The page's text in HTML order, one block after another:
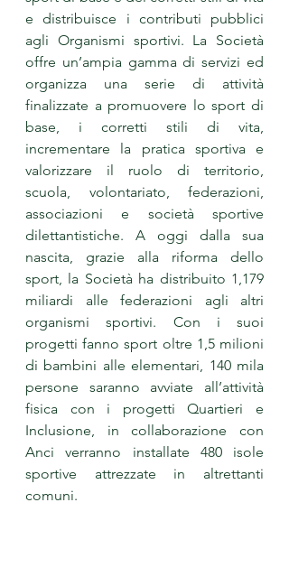
e distribuisce i contributi pubblici
agli Organismi sportivi. La Società
offre un’ampia gamma di servizi ed
organizza una serie di attività
finalizzate a promuovere lo sport di
base, i corretti stili di vita,
incrementare la pratica sportiva e
valorizzare il ruolo di territorio,
scuola, volontariato, federazioni,
associazioni e società sportive
dilettantistiche. A oggi dalla sua
nascita, grazie alla riforma dello
sport, la Società ha distribuito 1,179
miliardi alle federazioni agli altri
organismi sportivi. Con i suoi
progetti fanno sport oltre 1,5 milioni
di bambini alle elementari, 140 mila
persone saranno avviate all’attività
fisica con i progetti Quartieri e
Inclusione, in collaborazione con
Anci verranno installate 480 isole
sportive attrezzate in altrettanti
comuni.